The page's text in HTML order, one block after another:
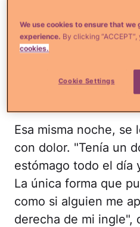
Inglaterra, cuando
malestar. Su
todas formas su turno
Esa misma noche, se
con dolor. "Tenía un
estómago todo el día
La única forma que
como si alguien me
derecha de mi ingle",
We use cookies to ensure that we
experience. By clicking
cookies.
Cookie Settings